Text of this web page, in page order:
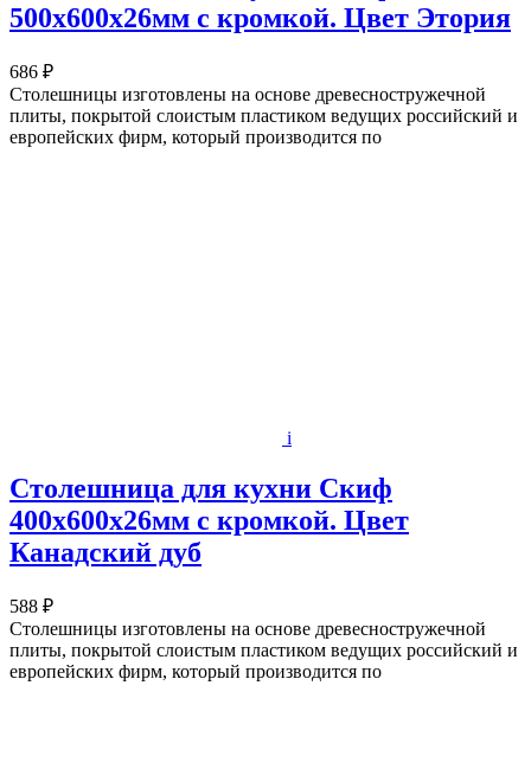
500х600x26мм с кромкой. Цвет Этория
686 ₽
Столешницы изготовлены на основе древесностружечной
плиты, покрытой слоистым пластиком ведущих российский и
европейских фирм, который производится по
i
Столешница для кухни Скиф
400х600x26мм с кромкой. Цвет
Канадский дуб
588 ₽
Столешницы изготовлены на основе древесностружечной
плиты, покрытой слоистым пластиком ведущих российский и
европейских фирм, который производится по